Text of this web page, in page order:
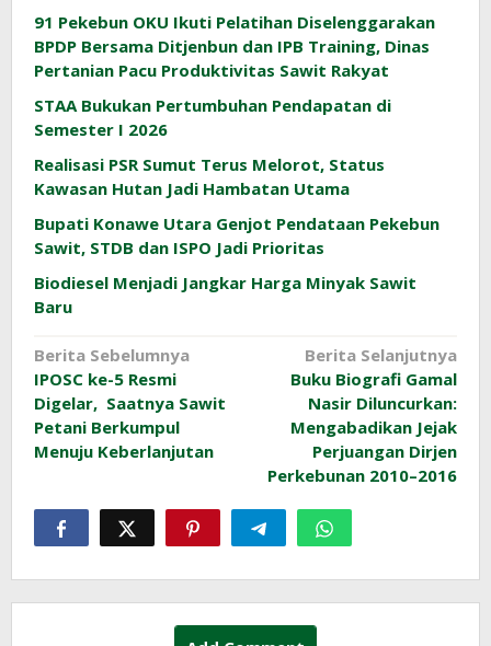
91 Pekebun OKU Ikuti Pelatihan Diselenggarakan
BPDP Bersama Ditjenbun dan IPB Training, Dinas
Pertanian Pacu Produktivitas Sawit Rakyat
STAA Bukukan Pertumbuhan Pendapatan di
Semester I 2026
Realisasi PSR Sumut Terus Melorot, Status
Kawasan Hutan Jadi Hambatan Utama
Bupati Konawe Utara Genjot Pendataan Pekebun
Sawit, STDB dan ISPO Jadi Prioritas
Biodiesel Menjadi Jangkar Harga Minyak Sawit
Baru
Navigasi
pos
Berita Sebelumnya
IPOSC ke-5 Resmi
Digelar, Saatnya Sawit
Petani Berkumpul
Menuju Keberlanjutan
Berita Selanjutnya
Buku Biografi Gamal
Nasir Diluncurkan:
Mengabadikan Jejak
Perjuangan Dirjen
Perkebunan 2010–2016